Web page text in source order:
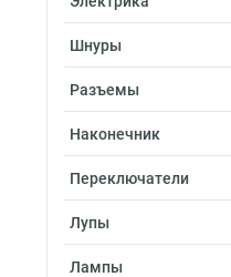
Шнуры
Разъемы
Наконечник
Переключатели
Лупы
Лампы